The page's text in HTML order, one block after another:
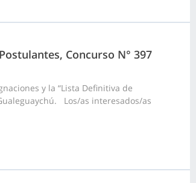
Concurso N° 397
y la “Lista Definitiva de
Los/as interesados/as